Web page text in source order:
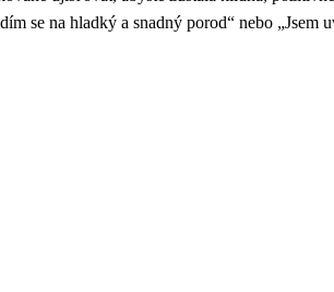
se na hladký a snadný porod“ nebo „Jsem